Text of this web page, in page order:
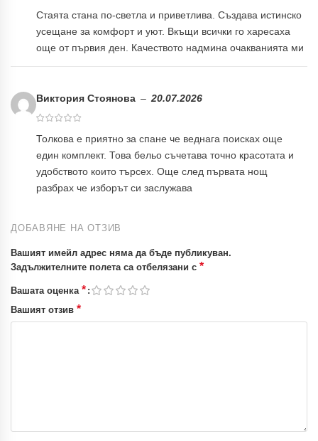
Стаята стана по-светла и приветлива. Създава истинско
усещане за комфорт и уют. Вкъщи всички го харесаха
още от първия ден. Качеството надмина очакванията ми
Виктория Стоянова – 20.07.2026
Толкова е приятно за спане че веднага поисках още
един комплект. Това бельо съчетава точно красотата и
удобството които търсех. Още след първата нощ
разбрах че изборът си заслужава
ДОБАВЯНЕ НА ОТЗИВ
Вашият имейл адрес няма да бъде публикуван.
Задължителните полета са отбелязани с *
Вашата оценка *
Вашият отзив *